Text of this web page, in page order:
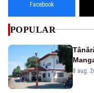
Facebook
POPULAR
liniile
8 aug.